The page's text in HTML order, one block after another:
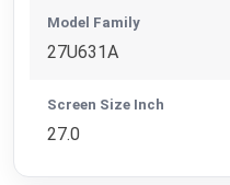
Model Family
27U631A
Screen Size Inch
27.0